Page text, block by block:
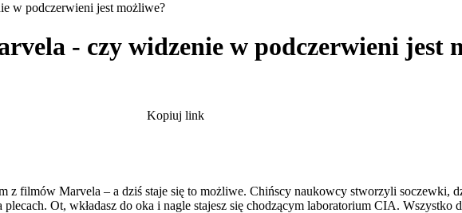
w podczerwieni jest możliwe?
- czy widzenie w podczerwieni jest
Kopiuj link
z filmów Marvela – a dziś staje się to możliwe. Chińscy naukowcy stworzyli soczewki,
Ot, wkładasz do oka i nagle stajesz się chodzącym laboratorium CIA.